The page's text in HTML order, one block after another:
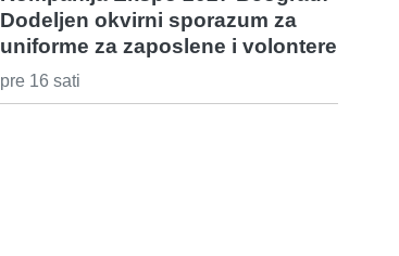
Dodeljen okvirni sporazum za
uniforme za zaposlene i volontere
pre 16 sati